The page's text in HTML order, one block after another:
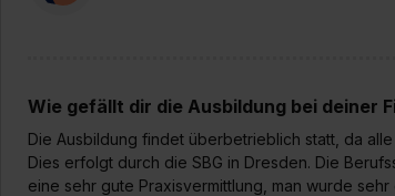
Wie gefällt dir die Ausbildung bei deiner
Die Ausbildung findet überbetrieblich statt, da
Dies erfolgt durch die SBG in Dresden. Die
eine sehr gute Praxisvermittlung, man wurde